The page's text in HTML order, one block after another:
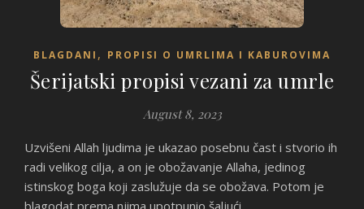
BLAGDANI , PROPISI O UMRLIMA I KABUROVIMA
Šerijatski propisi vezani za umrle
August 8, 2023
Uzvišeni Allah ljudima je ukazao posebnu čast i stvorio ih
radi velikog cilja, a on je obožavanje Allaha, jedinog
istinskog boga koji zaslužuje da se obožava. Potom je
blagodat prema njima upotpunio šaljući…